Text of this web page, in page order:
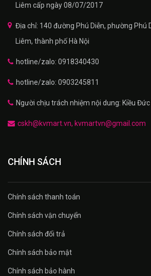
Liêm cấp ngày 08/07/2017
Địa chỉ: 140 đường Phú Diễn, phường Phú
Liêm, thành phố Hà Nội
hotline/zalo: 0918340430
hotline/zalo: 0903245811
Người chịu trách nhiệm nội dung: Kiều Đức
cskh@kvmart.vn, kvmartvn@gmail.com
CHÍNH SÁCH
Chính sách thanh toán
Chính sách vận chuyển
Chính sách đổi trả
Chính sách bảo mật
Chính sách bảo hành